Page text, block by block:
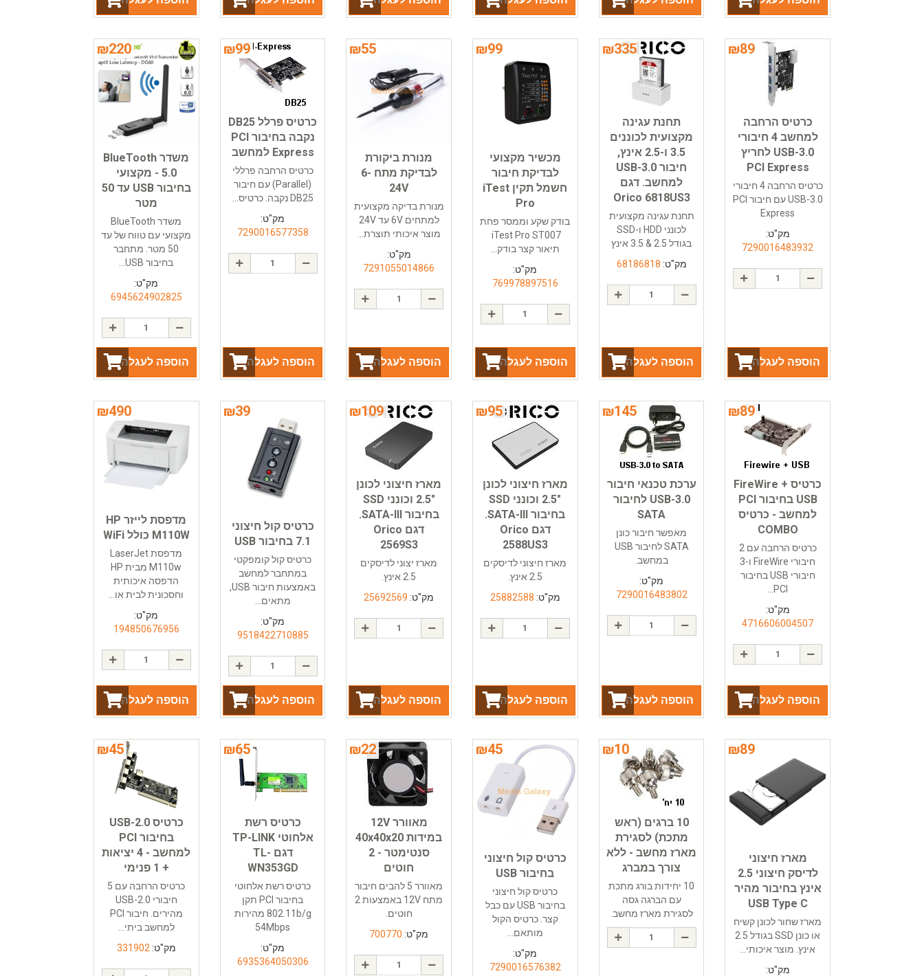
₪89
כרטיס הרחבה
למחשב 4 חיבורי
USB-3.0 לחריץ
PCI Express
כרטיס הרחבה 4 חיבורי
USB-3.0 עם חיבור PCI
Express
מק"ט:
7290016483932
הוספה לעגלה
₪335
תחנת עגינה
מקצועית לכוננים
3.5 ו-2.5 אינץ,
חיבור USB-3.0
למחשב. דגם
Orico 6818US3
תחנת עגינה מקצועית
לכונני HDD ו-SSD
בגודל 2.5 & 3.5 אינץ
מק"ט: 68186818
הוספה לעגלה
₪99
מכשיר מקצועי
לבדיקת חיבור
חשמל תקין iTest
Pro
בודק שקע וממסר פחת
תיאור קצר בודק...
מק"ט:
769978897516
הוספה לעגלה
₪55
מנורת ביקורת
לבדיקת מתח 6-
24V
מנורת בדיקה מקצועית
למתחים 6V עד 24V
מוצר איכותי תוצרת...
מק"ט:
7291055014866
הוספה לעגלה
₪99
כרטיס פרלל DB25
נקבה בחיבור PCI
Express למחשב
כרטיס הרחבה פרללי
(Parallel) עם חיבור
DB25 נקבה. כרטיס...
מק"ט:
7290016577358
הוספה לעגלה
₪220
משדר BlueTooth
- 5.0 מקצועי
בחיבור USB עד 50
מטר
משדר BlueTooth
מקצועי עם טווח של עד
50 מטר. מתחבר
בחיבור USB...
מק"ט:
6945624902825
הוספה לעגלה
₪89
כרטיס FireWire +
USB בחיבור PCI
למחשב - כרטיס
COMBO
כרטיס הרחבה עם 2
חיבורי FireWire ו-3
חיבורי USB בחיבור
PCI...
מק"ט:
4716606004507
הוספה לעגלה
₪145
ערכת טכנאי חיבור
USB-3.0 לחיבור
SATA
מאפשר חיבור כונן
SATA לחיבור USB
במחשב.
מק"ט:
7290016483802
הוספה לעגלה
₪95
מארז חיצוני לכונן
"2.5 וכונני SSD
בחיבור SATA-III.
דגם Orico
2588US3
מארז חיצוני לדיסקים
2.5 אינץ.
מק"ט: 25882588
הוספה לעגלה
₪109
מארז חיצוני לכונן
"2.5 וכונני SSD
בחיבור SATA-III.
דגם Orico
2569S3
מארז יצוני לדיסקים
2.5 אינץ.
מק"ט: 25692569
הוספה לעגלה
₪39
כרטיס קול חיצוני
7.1 בחיבור USB
כרטיס קול קומפקטי
במתחבר למחשב
באמצעות חיבור USB,
מתאים...
מק"ט:
9518422710885
הוספה לעגלה
₪490
מדפסת לייזר HP
M110W כולל WiFi
מדפסת LaserJet
M110w מבית HP
הדפסה איכותית
וחסכונית לבית או...
מק"ט:
194850676956
הוספה לעגלה
₪89
מארז חיצוני
לדיסק חיצוני 2.5
אינץ בחיבור מהיר
USB Type C
מארז שחור לכונן קשיח
או כונן SSD בגודל 2.5
אינץ. מוצר איכותי...
מק"ט:
₪10
10 ברגים (ראש
מתכת) לסגירת
מארז מחשב - ללא
צורך במברג
10 יחידות בורג מתכת
עם הברגה גסה
לסגירת מארז מחשב.
₪45
כרטיס קול חיצוני
בחיבור USB
כרטיס קול חיצוני
בחיבור USB עם כבל
קצר. כרטיס הקול
מותאם...
מק"ט:
7290016576382
₪22
מאוורר 12V
במידות 40x40x20
סנטימטר - 2
חוטים
מאוורר 5 להבים חיבור
מתח 12V באמצעות 2
חוטים.
מק"ט: 700770
₪65
כרטיס רשת
אלחוטי TP-LINK
דגם TL-
WN353GD
כרטיס רשת אלחוטי
בחיבור PCI תקן
802.11b/g מהירות
54Mbps
מק"ט:
6935364050306
₪45
כרטיס USB-2.0
בחיבור PCI
למחשב - 4 יציאות
+ 1 פנימי
כרטיס הרחבה עם 5
חיבורי USB-2.0
מהירים. חיבור PCI
למחשב ביתי...
מק"ט: 331902